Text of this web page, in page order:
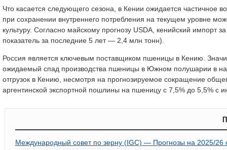
Что касается следующего сезона, в Кении ожидается частичное
при сохранении внутреннего потребления на текущем уровне
культуру. Согласно майскому прогнозу USDA, кенийский
показатель за последние 5 лет — 2,4 млн тонн).
Россия является ключевым поставщиком пшеницы в Кению.
ожидаемый спад производства пшеницы в Южном полушарии в
отгрузок в Кению, несмотря на прогнозируемое сокращение
аргентинской экспортной пошлины на пшеницу с 7,5% до 5,5% с
Международный совет по зерну (IGC) — Прогнозы на 2025/26